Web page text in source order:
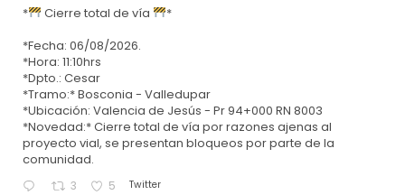
* Cierre total de vía
*
*Fecha: 06/08/2026.
*Hora: 11:10hrs
*Dpto.: Cesar
*Tramo:* Bosconia - Valledupar
*Ubicación: Valencia de Jesús - Pr 94+000 RN 8003
*Novedad:* Cierre total de vía por razones ajenas al
proyecto vial, se presentan bloqueos por parte de la
comunidad.
3 5 Twitter